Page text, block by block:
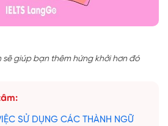
sẽ giúp bạn thêm hứng khởi hơn đó
SỬ DỤNG CÁC THÀNH NGỮ